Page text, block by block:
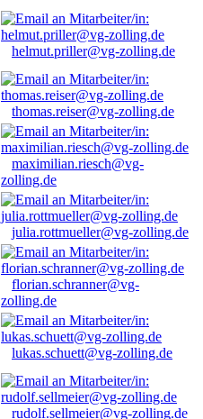
helmut.priller@vg-zolling.de
thomas.reiser@vg-zolling.de
maximilian.riesch@vg-
zolling.de
julia.rottmueller@vg-zolling.de
florian.schranner@vg-
zolling.de
lukas.schuett@vg-zolling.de
rudolf.sellmeier@vg-zolling.de